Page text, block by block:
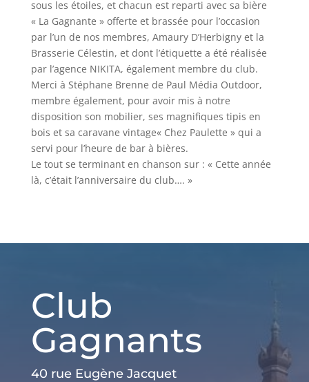
sous les étoiles, et chacun est reparti avec sa bière
« La Gagnante » offerte et brassée pour l’occasion
par l’un de nos membres, Amaury D’Herbigny et la
Brasserie Célestin, et dont l’étiquette a été réalisée
par l’agence NIKITA, également membre du club.
Merci à Stéphane Brenne de Paul Média Outdoor,
membre également, pour avoir mis à notre
disposition son mobilier, ses magnifiques tipis en
bois et sa caravane vintage« Chez Paulette » qui a
servi pour l’heure de bar à bières.
Le tout se terminant en chanson sur : « Cette année
là, c’était l’anniversaire du club…. »
Club
Gagnants
40 rue Eugène Jacquet